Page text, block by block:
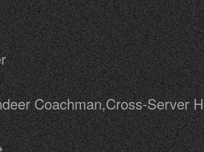
Coachman,Cross-